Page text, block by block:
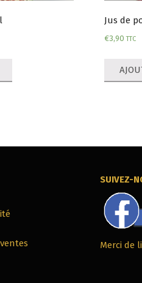
Jus de
€3,90 TTC
SUIVEZ-
Merci de